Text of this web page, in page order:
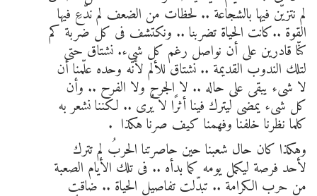
لم نتزيّن فيها بالشجاعة .. لحظات من الضعف لم ندّعِ فيها
القوة ..كانت الحياة تضربنا .. ونكتشف فى كل ضربة كم
كنّا قادرين على أن نواصل رغم كل شيء. نشتاق حتى
لتلك الندوب القديمة .. نشتاق للألم لأنه وحده علّمنا أن
لا شىء يبقى على حاله .. لا الجرح ولا الفرح .. وأن
كل شىء يمضى ليترك فينا أثرًا لا يُرى .. لكننا نشعر به
كلما نظرنا خلفنا وفهمنا كيف صرنا هكذا .
وهكذا كان حال شعبنا حين حاصرتنا الحربُ لم تترك
لأحد فرصة ليكمل يومه كما بدأه .. فى تلك الأيام الصعبة
من حرب الكرامة .. تبدّلت تفاصيل الحياة .. ضاقت